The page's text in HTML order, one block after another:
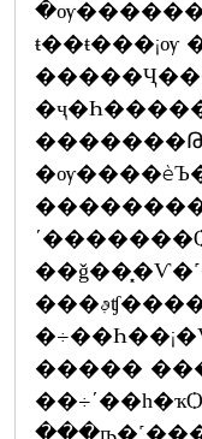
ŧ��ŧ���¡ѹ
���ࢵʧ������ǡѹ
�����